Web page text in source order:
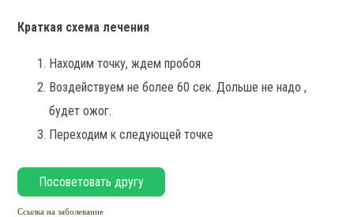
Краткая схема лечения
Находим точку, ждем пробоя
Воздействуем не более 60 сек. Дольше не надо ,
будет ожог.
Переходим к следующей точке
Ссылка на заболевание